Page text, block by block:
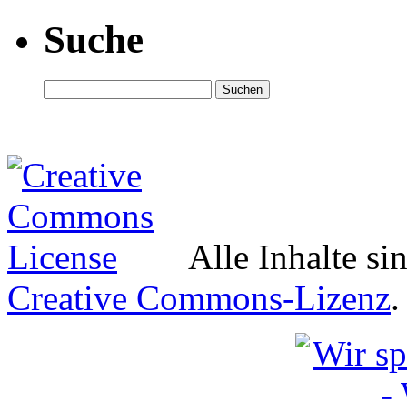
Suche
Alle Inhalte
Creative Commons-Lizenz.